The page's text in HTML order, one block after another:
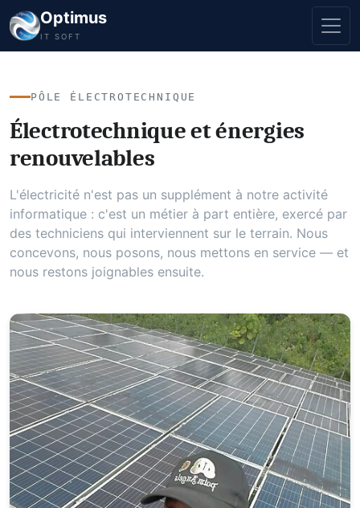
Optimus
IT SOFT
PÔLE ÉLECTROTECHNIQUE
Électrotechnique et énergies
renouvelables
L'électricité n'est pas un supplément à notre activité
informatique : c'est un métier à part entière, exercé par
des techniciens qui interviennent sur le terrain. Nous
concevons, nous posons, nous mettons en service — et
nous restons joignables ensuite.